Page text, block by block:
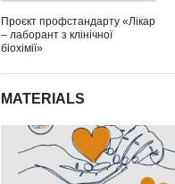
Проєкт профстандарту «Лікар
– лаборант з клінічної
біохімії»
MATERIALS